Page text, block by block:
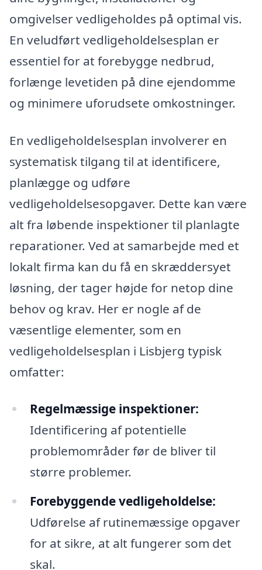
omgivelser vedligeholdes på optimal vis.
En veludført vedligeholdelsesplan er
essentiel for at forebygge nedbrud,
forlænge levetiden på dine ejendomme
og minimere uforudsete omkostninger.
En vedligeholdelsesplan involverer en
systematisk tilgang til at identificere,
planlægge og udføre
vedligeholdelsesopgaver. Dette kan være
alt fra løbende inspektioner til planlagte
reparationer. Ved at samarbejde med et
lokalt firma kan du få en skræddersyet
løsning, der tager højde for netop dine
behov og krav. Her er nogle af de
væsentlige elementer, som en
vedligeholdelsesplan i Lisbjerg typisk
omfatter:
Regelmæssige inspektioner:
Identificering af potentielle
problemområder før de bliver til
større problemer.
Forebyggende vedligeholdelse:
Udførelse af rutinemæssige opgaver
for at sikre, at alt fungerer som det
skal.